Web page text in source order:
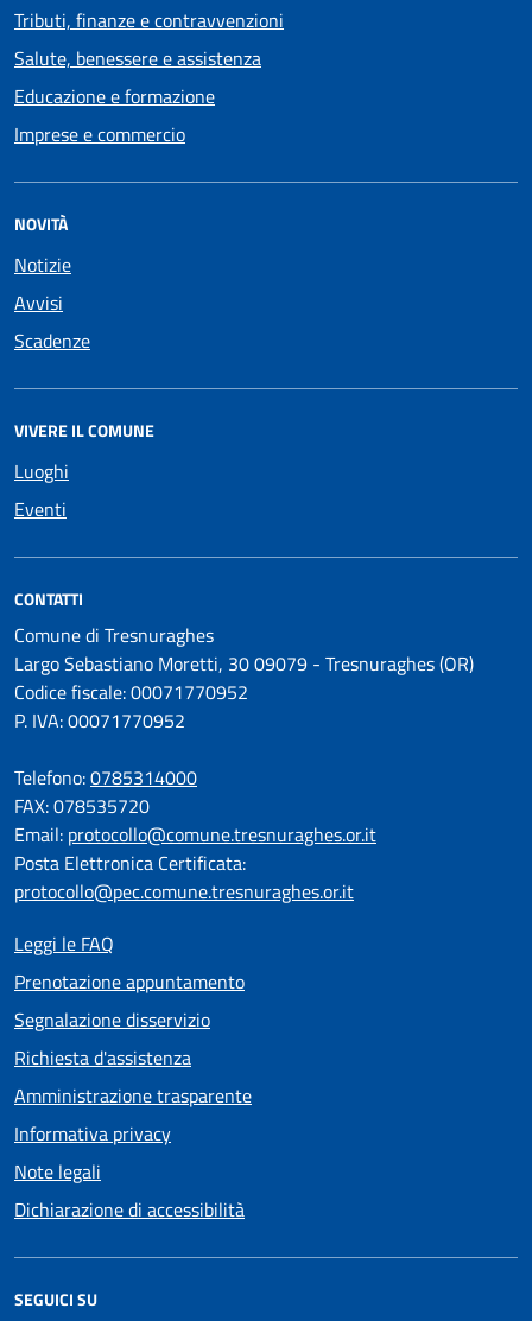
Tributi, finanze e contravvenzioni
Salute, benessere e assistenza
Educazione e formazione
Imprese e commercio
NOVITÀ
Notizie
Avvisi
Scadenze
VIVERE IL COMUNE
Luoghi
Eventi
CONTATTI
Comune di Tresnuraghes
Largo Sebastiano Moretti, 30 09079 - Tresnuraghes (OR)
Codice fiscale: 00071770952
P. IVA: 00071770952
Telefono:0785314000
FAX: 078535720
Email: protocollo@comune.tresnuraghes.or.it
Posta Elettronica Certificata:
protocollo@pec.comune.tresnuraghes.or.it
Leggi le FAQ
Prenotazione appuntamento
Segnalazione disservizio
Richiesta d'assistenza
Amministrazione trasparente
Informativa privacy
Note legali
Dichiarazione di accessibilità
SEGUICI SU